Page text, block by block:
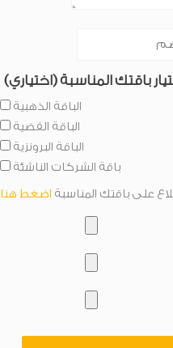
باقتك المناسبة (اختياري
الباقة الذهبية
الباقة الفضية
الباقة البرونزية
باقة الشركات الناشئة
على باقتك المناسبة اضغط هنا